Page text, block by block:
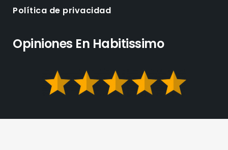
Política de privacidad
Opiniones En Habitissimo